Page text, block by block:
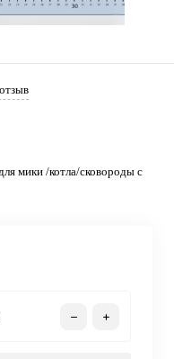
мики /котла/сковороды с